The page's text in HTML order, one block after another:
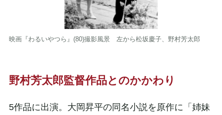
映画『わるいやつら』(80)撮影風景 左から松坂慶子、野村芳太郎
野村芳太郎監督作品とのかかわり
5作品に出演。大岡昇平の同名小説を原作に「姉妹